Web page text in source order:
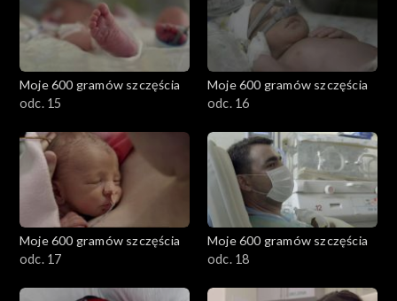
Moje 600 gramów szczęścia
odc. 15
Moje 600 gramów szczęścia
odc. 16
Moje 600 gramów szczęścia
odc. 17
Moje 600 gramów szczęścia
odc. 18